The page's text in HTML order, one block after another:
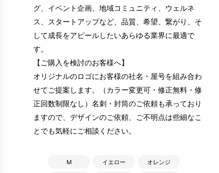
グ、イベント企画、地域コミュニティ、ウェルネ
ス、スタートアップなど、品質、希望、繋がり、そ
して成長をアピールしたいあらゆる業界に最適で
す。
【ご購入を検討のお客様へ】
オリジナルのロゴにお客様の社名・屋号を組み合わ
せてご提案します。（カラー変更可・修正無料・修
正回数制限なし）名刺・封筒のご依頼も承っており
ますので、デザインのご依頼、ご不明点は些細なこ
とでも気軽にご相談ください。
M イエロー オレンジ